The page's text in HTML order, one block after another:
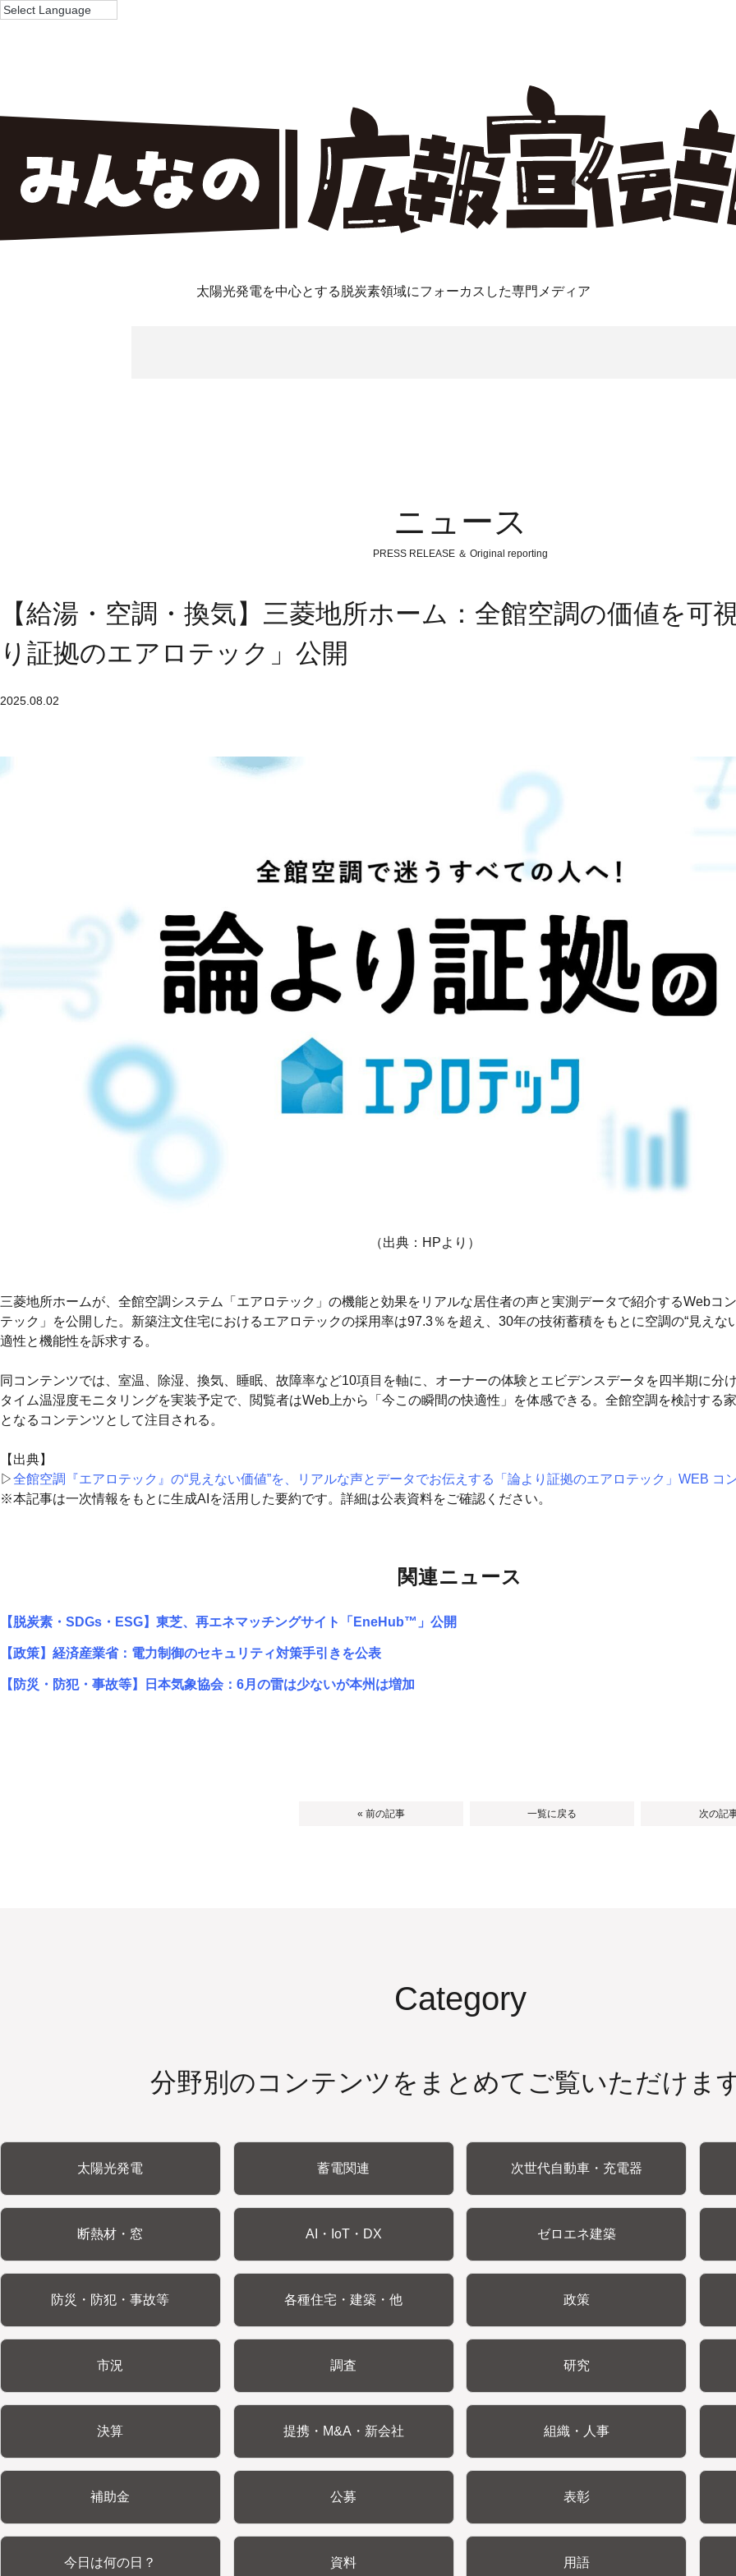
太陽光発電を中心とする脱炭素領域にフォーカスした専門メディア
ニュース
PRESS RELEASE ＆ Original reporting
【給湯・空調・換気】三菱地所ホーム：全館空調の価値を可
り証拠のエアロテック」公開
2025.08.02
（出典：HPより）
三菱地所ホームが、全館空調システム「エアロテック」の機能と効果をリアルな居住者の声と実測データで紹介するWebコ
テック」を公開した。新築注文住宅におけるエアロテックの採用率は97.3％を超え、30年の技術蓄積をもとに空調の“見えな
適性と機能性を訴求する。
同コンテンツでは、室温、除湿、換気、睡眠、故障率など10項目を軸に、オーナーの体験とエビデンスデータを四半期に分
タイム温湿度モニタリングを実装予定で、閲覧者はWeb上から「今この瞬間の快適性」を体感できる。全館空調を検討する
となるコンテンツとして注目される。
【出典】
▷全館空調『エアロテック』の“見えない価値”を、リアルな声とデータでお伝えする「論より証拠のエアロテック」WEB コ
※本記事は一次情報をもとに生成AIを活用した要約です。詳細は公表資料をご確認ください。
関連ニュース
【脱炭素・SDGs・ESG】東芝、再エネマッチングサイト「EneHub™」公開
【政策】経済産業省：電力制御のセキュリティ対策手引きを公表
【防災・防犯・事故等】日本気象協会：6月の雷は少ないが本州は増加
« 前の記事 一覧に戻る 次の記
Category
分野別のコンテンツをまとめてご覧いただけます
太陽光発電 蓄電関連 次世代自動車・充電器
断熱材・窓 AI・IoT・DX ゼロエネ建築
防災・防犯・事故等 各種住宅・建築・他 政策
市況 調査 研究
決算 提携・M&A・新会社 組織・人事
補助金 公募 表彰
今日は何の日？ 資料 用語